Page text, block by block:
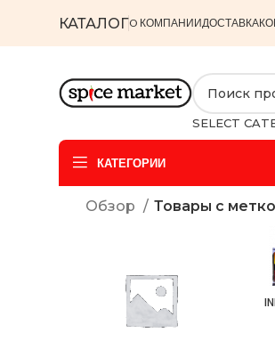
КАТАЛОГO КОМПАНИИДОСТАВКА
SELECT
КАТЕГОРИИ
Обзор Товары с